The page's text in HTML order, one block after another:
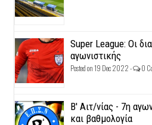
Super League: Οι
αγωνιστικής
Posted on 19 Dec 2022 - 0
Β' Αιτ/νίας - 7η
και βαθμολογία